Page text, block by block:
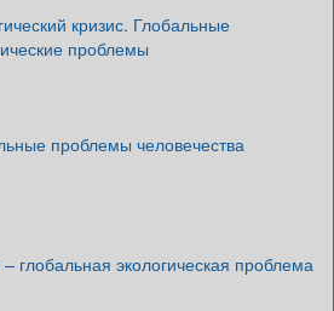
кризис. Глобальные
проблемы
проблемы человечества
глобальная экологическая проблема